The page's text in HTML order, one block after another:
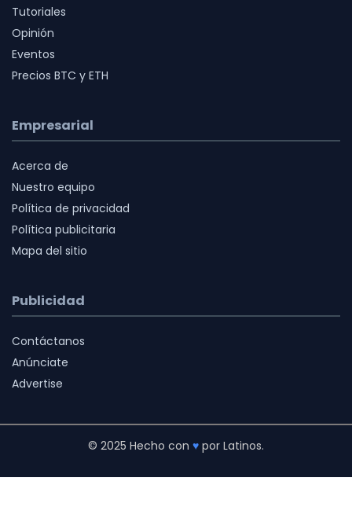
Tutoriales
Opinión
Eventos
Precios BTC y ETH
Empresarial
Acerca de
Nuestro equipo
Política de privacidad
Política publicitaria
Mapa del sitio
Publicidad
Contáctanos
Anúnciate
Advertise
© 2025 Hecho con ♥ por Latinos.